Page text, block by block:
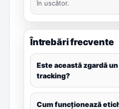
în uscător.
Întrebări frecvente
Este această zgardă
tracking?
Cum funcționează